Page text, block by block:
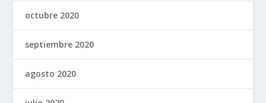
octubre 2020
septiembre 2020
agosto 2020